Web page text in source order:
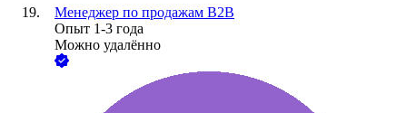
Менеджер по продажам B2B
Опыт 1-3 года
Можно удалённо